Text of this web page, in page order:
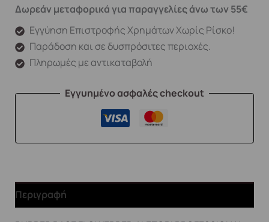
Δωρεάν μεταφορικά για παραγγελίες άνω των 55€
Εγγύηση Επιστροφής Χρημάτων Χωρίς Ρίσκο!
Παράδοση και σε δυσπρόσιτες περιοχές.
Πληρωμές με αντικαταβολή
Εγγυημένο ασφαλές checkout
Περιγραφή